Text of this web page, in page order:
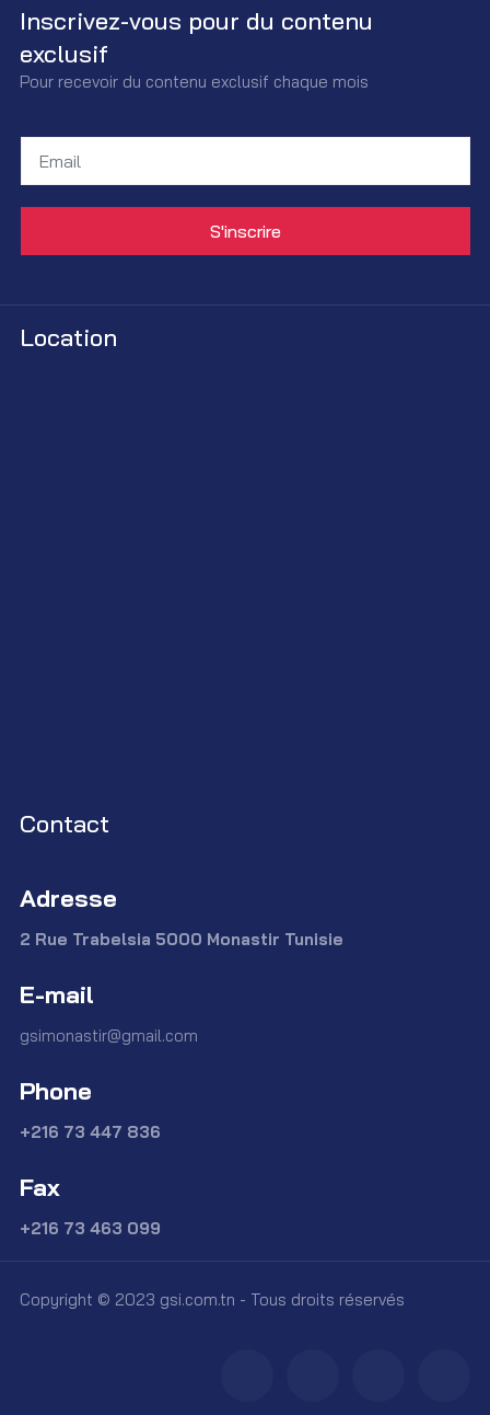
Inscrivez-vous pour du contenu
exclusif
Pour recevoir du contenu exclusif chaque mois
Location
Contact
Adresse
2 Rue Trabelsia 5000 Monastir Tunisie
E-mail
gsimonastir@gmail.com
Phone
+216 73 447 836
Fax
+216 73 463 099
Copyright © 2023 gsi.com.tn - Tous droits réservés